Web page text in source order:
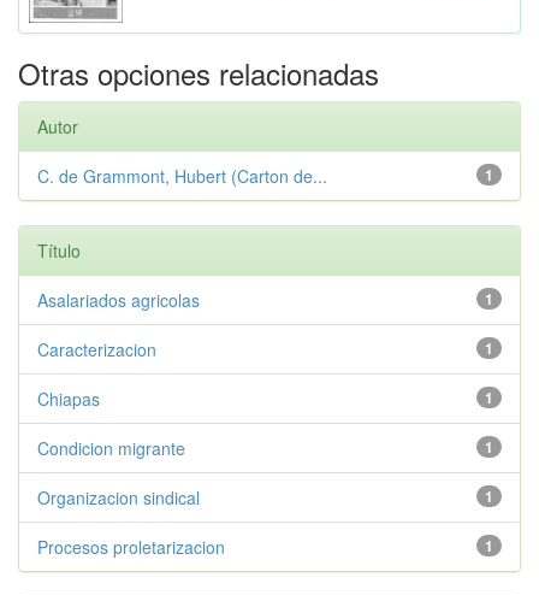
Otras opciones relacionadas
Autor
1
C. de Grammont, Hubert (Carton de...
Título
1
Asalariados agricolas
1
Caracterizacion
1
Chiapas
1
Condicion migrante
1
Organizacion sindical
1
Procesos proletarizacion